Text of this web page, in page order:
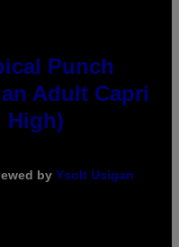
Punch
Adult Capri
High)
by Ysolt Usigan